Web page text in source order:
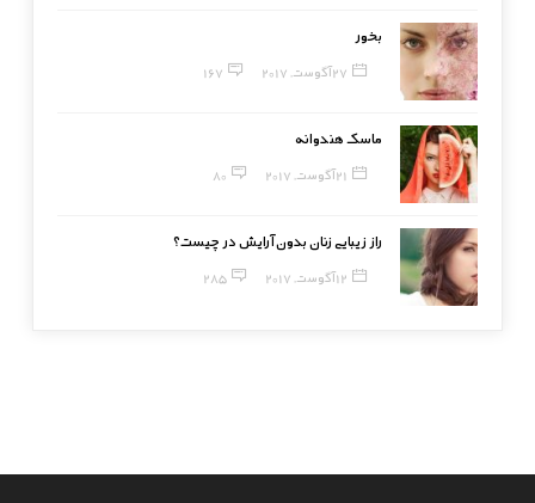
بخور
27 آگوست, 2017 167
ماسک هندوانه
21 آگوست, 2017 80
راز زیبایی زنان بدون آرایش در چیست؟
12 آگوست, 2017 285